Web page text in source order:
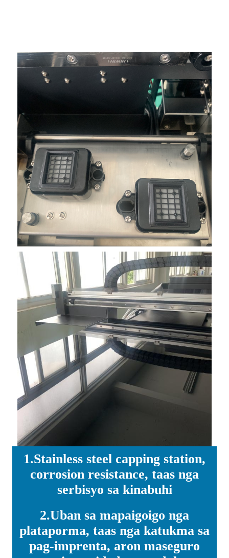
1.Stainless steel capping station,
corrosion resistance, taas nga
serbisyo sa kinabuhi
2.Uban sa mapaigoigo nga
plataporma, taas nga katukma sa
pag-imprenta, aron maseguro